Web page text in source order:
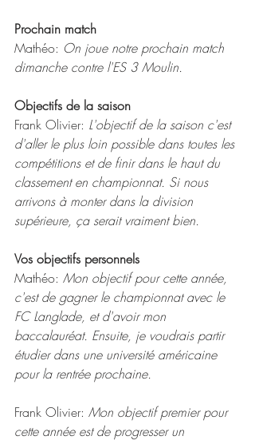
Prochain match
Mathéo: On joue notre prochain match
dimanche contre l'ES 3 Moulin.
Objectifs de la saison
Frank Olivier: L'objectif de la saison c'est
d'aller le plus loin possible dans toutes les
compétitions et de finir dans le haut du
classement en championnat. Si nous
arrivons à monter dans la division
supérieure, ça serait vraiment bien.
Vos objectifs personnels
Mathéo: Mon objectif pour cette année,
c'est de gagner le championnat avec le
FC Langlade, et d'avoir mon
baccalauréat. Ensuite, je voudrais partir
étudier dans une université américaine
pour la rentrée prochaine.
Frank Olivier: Mon objectif premier pour
cette année est de progresser un